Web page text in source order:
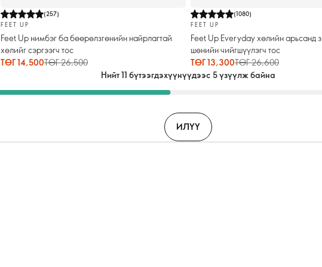
(257)
FEET UP
Feet Up нимбэг ба бөөрөлзгөнийн найрлагтай
хөлийг сэргээгч тос
ТӨГ 14,500ТӨГ 26,500
(1080)
FEET UP
Feet Up Everyday хөлийн арьсанд
шөнийн чийгшүүлэгч тос
ТӨГ 13,300ТӨГ 26,600
Нийт 11 бүтээгдэхүүнүүдээс 5 үзүүлж байна
ИЛҮҮ